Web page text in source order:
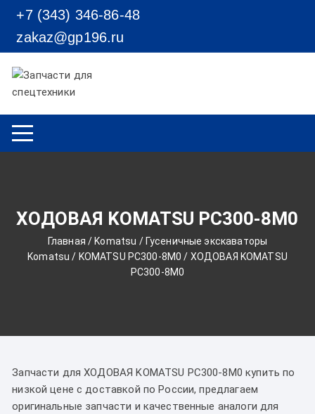
Перейти к содержимому
+7 (343) 346-86-48
zakaz@gp196.ru
ХОДОВАЯ KOMATSU PC300-8M0
Главная / Komatsu / Гусеничные экскаваторы
Komatsu / KOMATSU PC300-8M0 / ХОДОВАЯ KOMATSU
PC300-8M0
Запчасти для ХОДОВАЯ KOMATSU PC300-8M0 купить по
низкой цене с доставкой по России, предлагаем
оригинальные запчасти и качественные аналоги для